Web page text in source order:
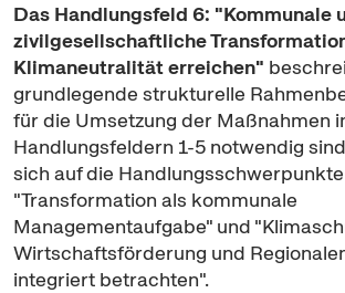
Das Handlungsfeld 6: "Kommunale
zivilgesellschaftliche
Klimaneutralität erreichen"
grundlegende strukturelle
für die Umsetzung der Maßnahmen
Handlungsfeldern 1-5 notwendig
sich auf die Handlungsschwerpunkte
"Transformation als kommunale
Managementaufgabe" und
Wirtschaftsförderung und
integriert betrachten".